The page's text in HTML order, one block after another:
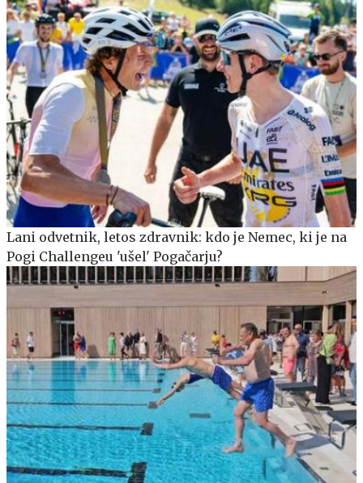
Lani odvetnik, letos zdravnik: kdo je Nemec, ki je na
Pogi Challengeu 'ušel' Pogačarju?